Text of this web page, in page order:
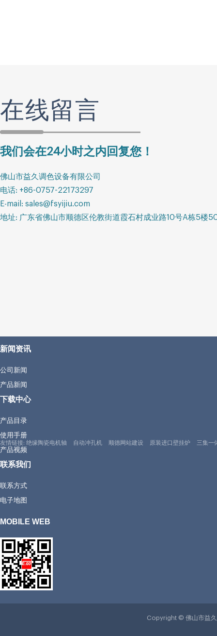
在线留言
我们会在24小时之内回复您！
佛山市益久调色设备有限公司
电话: +86-0757-22173297
E-mail: sales@fsyijiu.com
地址: 广东省佛山市顺德区伦教街道霞石村成业路10号A栋5楼
友情链接: 绝缘陶瓷电机轴 自动冲孔机 顺德网站建设 原装进口壁挂炉 三集一
新闻资讯
公司新闻
产品新闻
下载中心
产品目录
使用手册
产品视频
联系我们
联系方式
电子地图
MOBILE WEB
Copyright © 佛山市益